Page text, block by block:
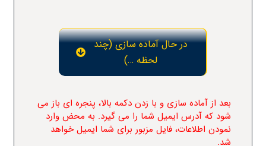
در حال آماده سازی (چند
لحظه …)
بعد از آماده سازی و با زدن دکمه بالا، پنجره ای باز می
شود که آدرس ایمیل شما را می گیرد. به محض وارد
نمودن اطلاعات، فایل مزبور برای شما ایمیل خواهد